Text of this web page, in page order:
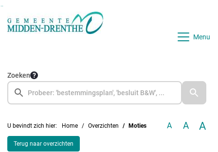
Ga naar de inhoud van deze pagina
Menu
Zoeken
U bevindt zich hier: Home Overzichten Moties A A A
Terug naar overzichten